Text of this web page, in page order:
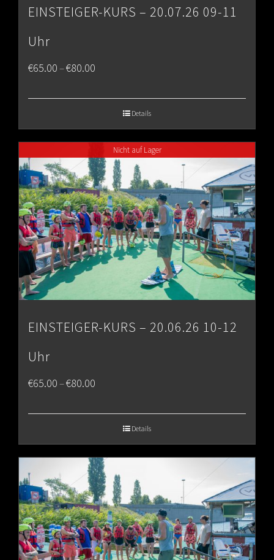
EINSTEIGER-KURS – 20.07.26 09-11
Uhr
€65.00–€80.00
€80.00
Details
Nicht auf Lager
EINSTEIGER-KURS – 20.06.26 10-12
Uhr
€65.00–€80.00
€80.00
Details